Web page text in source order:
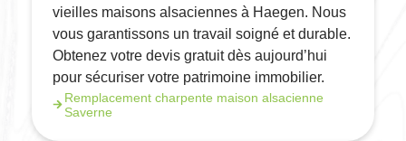
vieilles maisons alsaciennes à Haegen. Nous
vous garantissons un travail soigné et durable.
Obtenez votre devis gratuit dès aujourd’hui
pour sécuriser votre patrimoine immobilier.
Remplacement charpente maison alsacienne
Saverne